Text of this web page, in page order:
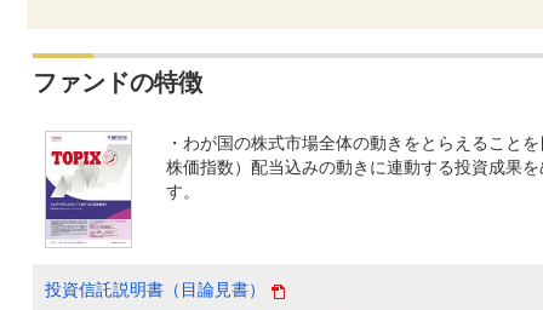
ファンドの特徴
・わが国の株式市場全体の動きをとらえること
株価指数）配当込みの動きに連動する投資成果
す。
投資信託説明書（目論見書）